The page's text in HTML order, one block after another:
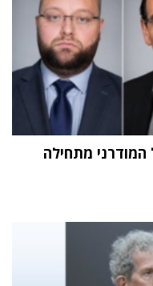
המודרני מתחילה